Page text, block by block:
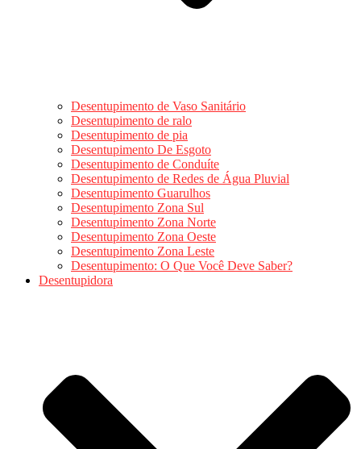
Desentupimento de Vaso Sanitário
Desentupimento de ralo
Desentupimento de pia
Desentupimento De Esgoto
Desentupimento de Conduíte
Desentupimento de Redes de Água Pluvial
Desentupimento Guarulhos
Desentupimento Zona Sul
Desentupimento Zona Norte
Desentupimento Zona Oeste
Desentupimento Zona Leste
Desentupimento: O Que Você Deve Saber?
Desentupidora